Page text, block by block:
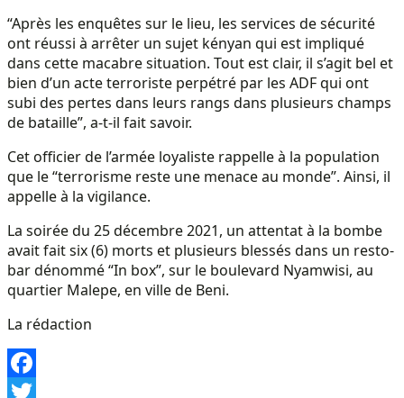
“Après les enquêtes sur le lieu, les services de sécurité
ont réussi à arrêter un sujet kényan qui est impliqué
dans cette macabre situation. Tout est clair, il s’agit bel et
bien d’un acte terroriste perpétré par les ADF qui ont
subi des pertes dans leurs rangs dans plusieurs champs
de bataille”, a-t-il fait savoir.
Cet officier de l’armée loyaliste rappelle à la population
que le “terrorisme reste une menace au monde”. Ainsi, il
appelle à la vigilance.
La soirée du 25 décembre 2021, un attentat à la bombe
avait fait six (6) morts et plusieurs blessés dans un resto-
bar dénommé “In box”, sur le boulevard Nyamwisi, au
quartier Malepe, en ville de Beni.
La rédaction
Facebook